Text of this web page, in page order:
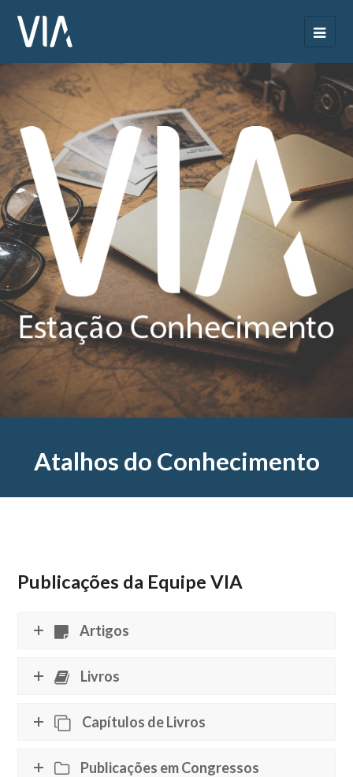
Atalhos do Conhecimento
Publicações da Equipe VIA
Artigos
Livros
Capítulos de Livros
Publicações em Congressos